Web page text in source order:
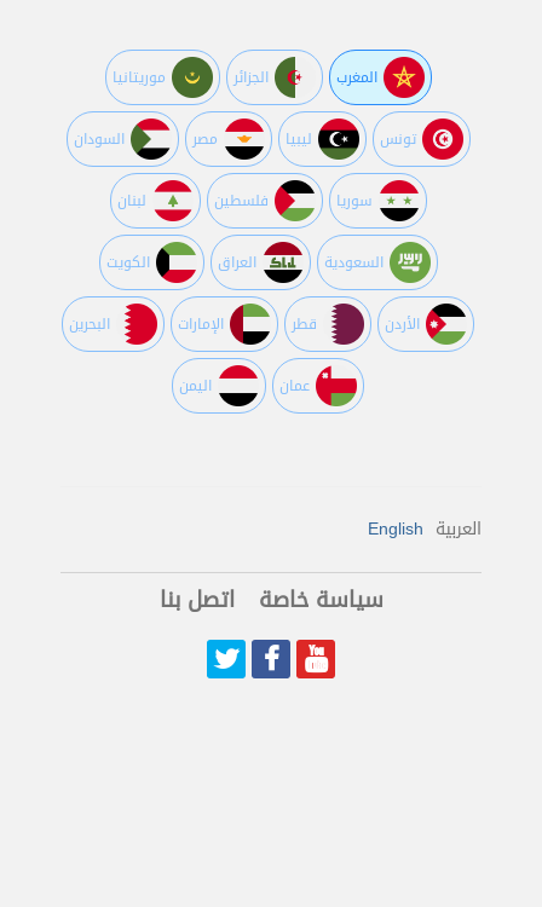
المغرب الجزائر موريتانيا
تونس ليبيا مصر السودان
سوريا فلسطين لبنان
السعودية العراق الكويت
اﻷردن قطر اﻹمارات البحرين
عمان اليمن
العربية English
سياسة خاصة اتصل بنا